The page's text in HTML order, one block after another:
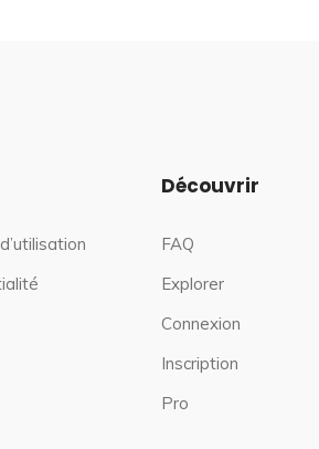
Découvrir
FAQ
Explorer
Connexion
Inscription
Pro